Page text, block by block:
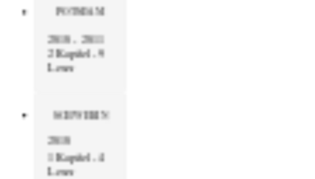
POTSDAM
2010 - 2011
2 Kapitel - 9
Leser
SCHWERIN
2010
1 Kapitel - 4
Leser